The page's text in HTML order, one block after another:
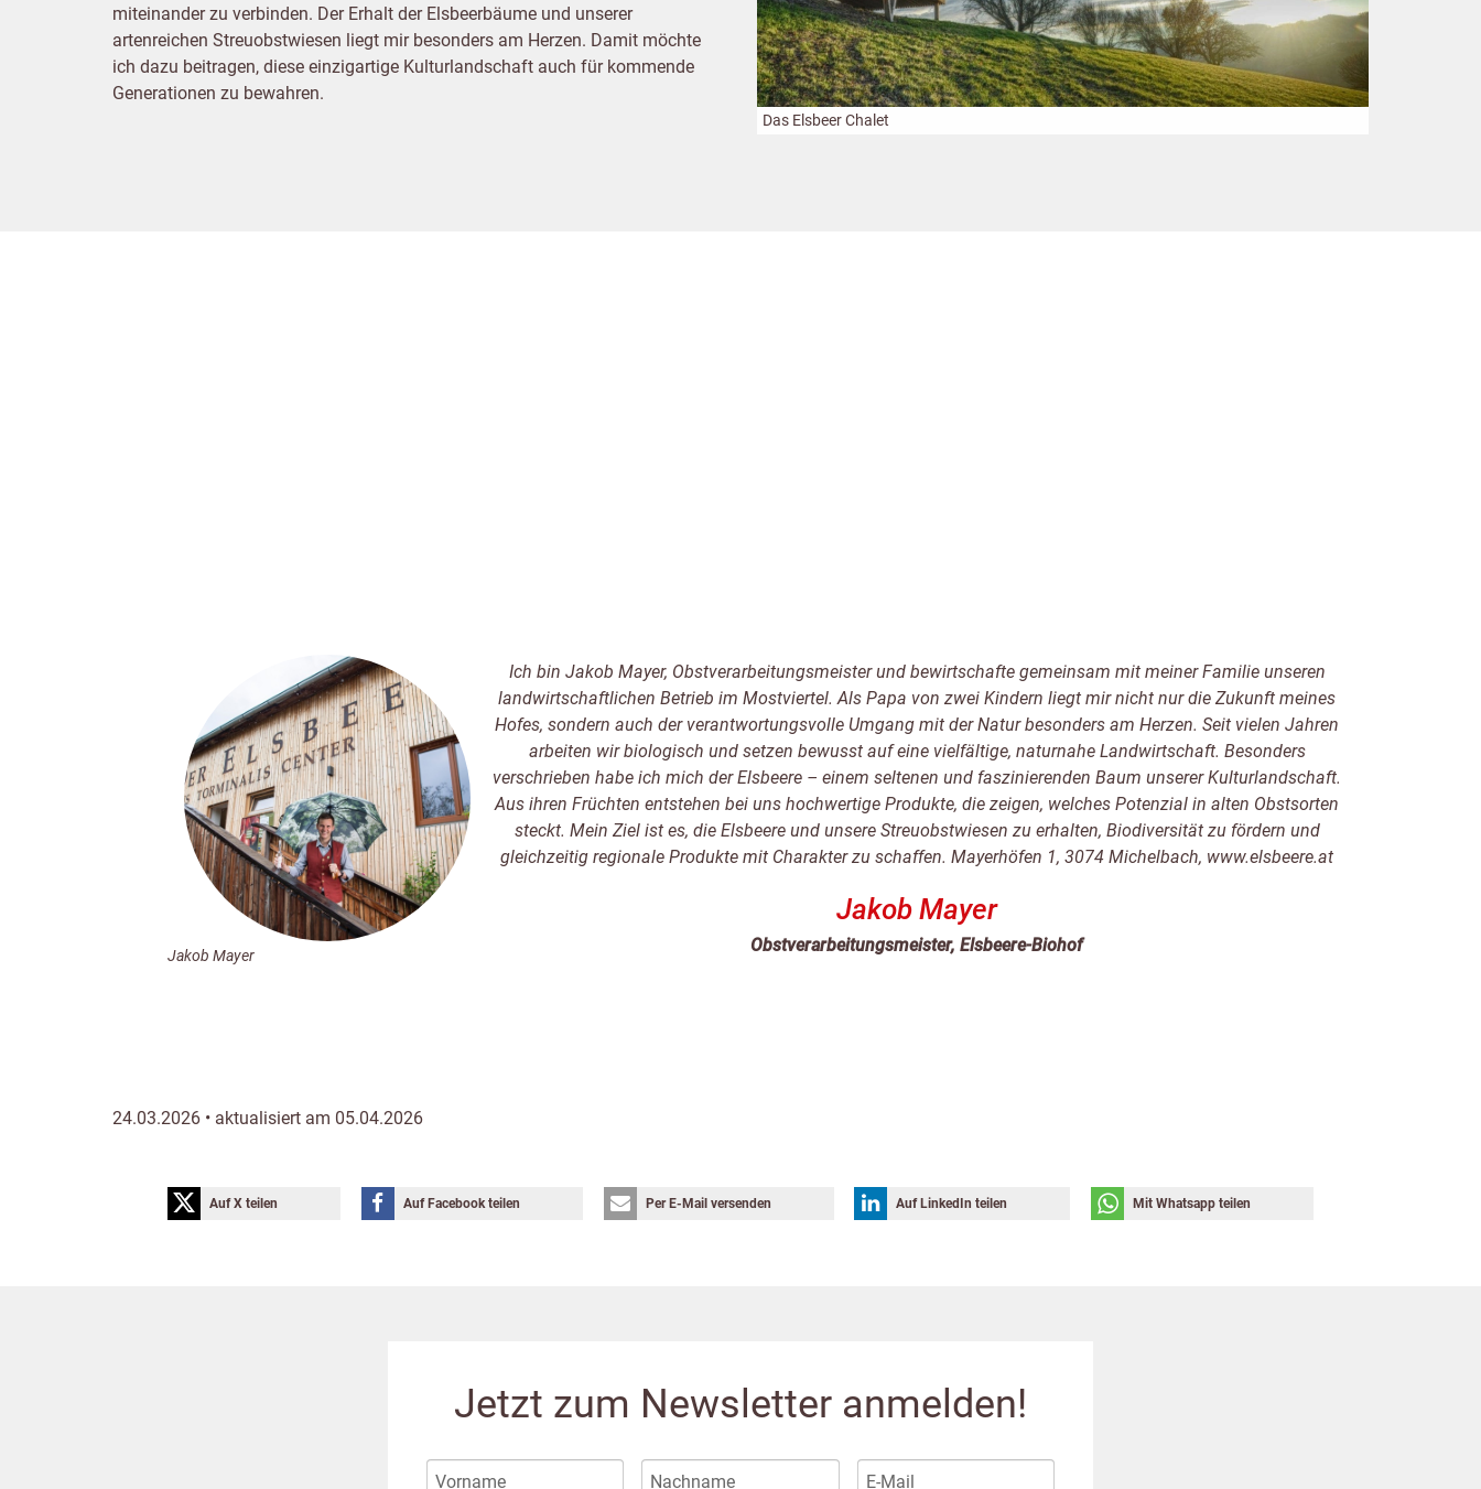
miteinander zu verbinden. Der Erhalt der Elsbeerbäume und unserer
artenreichen Streuobstwiesen liegt mir besonders am Herzen. Damit möchte
ich dazu beitragen, diese einzigartige Kulturlandschaft auch für kommende
Generationen zu bewahren.
Das Elsbeer Chalet
Jakob Mayer
Ich bin Jakob Mayer, Obstverarbeitungsmeister und bewirtschafte gemeinsam mit meiner Familie unseren
landwirtschaftlichen Betrieb im Mostviertel. Als Papa von zwei Kindern liegt mir nicht nur die Zukunft meines
Hofes, sondern auch der verantwortungsvolle Umgang mit der Natur besonders am Herzen. Seit vielen Jahren
arbeiten wir biologisch und setzen bewusst auf eine vielfältige, naturnahe Landwirtschaft. Besonders
verschrieben habe ich mich der Elsbeere – einem seltenen und faszinierenden Baum unserer Kulturlandschaft.
Aus ihren Früchten entstehen bei uns hochwertige Produkte, die zeigen, welches Potenzial in alten Obstsorten
steckt. Mein Ziel ist es, die Elsbeere und unsere Streuobstwiesen zu erhalten, Biodiversität zu fördern und
gleichzeitig regionale Produkte mit Charakter zu schaffen. Mayerhöfen 1, 3074 Michelbach, www.elsbeere.at
Jakob Mayer
Obstverarbeitungsmeister, Elsbeere-Biohof
24.03.2026 • aktualisiert am 05.04.2026
Auf X teilen Auf Facebook teilen Per E-Mail versenden Auf LinkedIn teilen Mit Whatsapp teilen
Jetzt zum Newsletter anmelden!